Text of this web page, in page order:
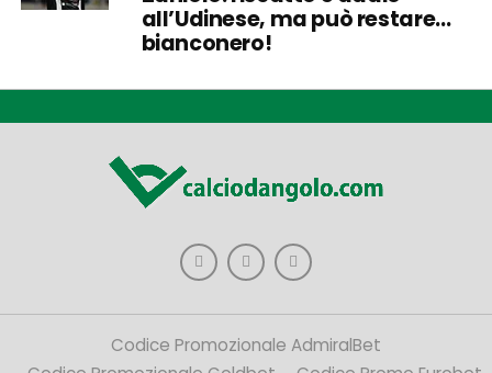
all’Udinese, ma può restare…
bianconero!
Codice Promozionale AdmiralBet